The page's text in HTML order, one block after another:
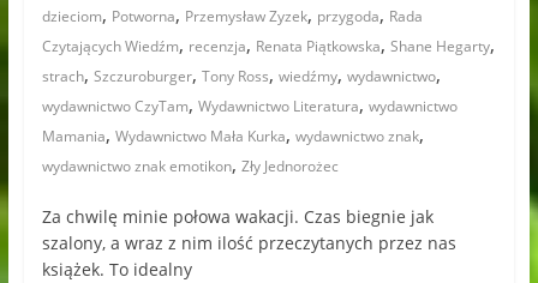
dzieciom, Potworna, Przemysław Zyzek, przygoda, Rada
Czytających Wiedźm, recenzja, Renata Piątkowska, Shane Hegarty,
strach, Szczuroburger, Tony Ross, wiedźmy, wydawnictwo,
wydawnictwo CzyTam, Wydawnictwo Literatura, wydawnictwo
Mamania, Wydawnictwo Mała Kurka, wydawnictwo znak,
wydawnictwo znak emotikon, Zły Jednorożec
Za chwilę minie połowa wakacji. Czas biegnie jak
szalony, a wraz z nim ilość przeczytanych przez nas
książek. To idealny